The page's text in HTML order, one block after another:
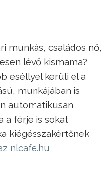
munkás, családos nő,
lévő kismama?
eséllyel kerüli el a
munkájában is
automatikusan
a férje is sokat
kiégésszakértőnek
nlcafe.hu